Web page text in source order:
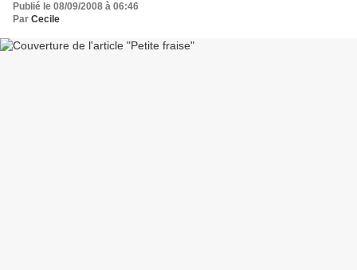
Publié le 08/09/2008 à 06:46
Par Cecile